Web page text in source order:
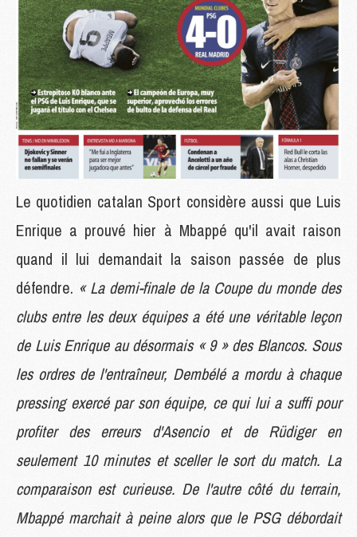
Le quotidien catalan Sport considère aussi que Luis
Enrique a prouvé hier à Mbappé qu'il avait raison
quand il lui demandait la saison passée de plus
défendre. « La demi-finale de la Coupe du monde des
clubs entre les deux équipes a été une véritable leçon
de Luis Enrique au désormais « 9 » des Blancos. Sous
les ordres de l'entraîneur, Dembélé a mordu à chaque
pressing exercé par son équipe, ce qui lui a suffi pour
profiter des erreurs d'Asencio et de Rüdiger en
seulement 10 minutes et sceller le sort du match. La
comparaison est curieuse. De l'autre côté du terrain,
Mbappé marchait à peine alors que le PSG débordait